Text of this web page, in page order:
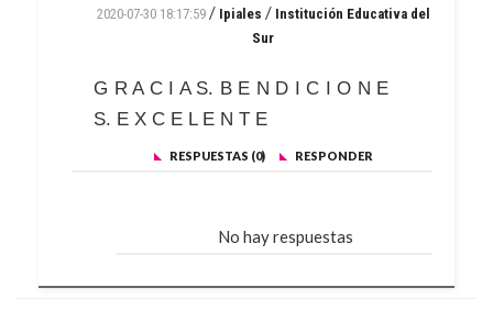
2020-07-30 18:17:59/ Ipiales / Institución Educativa del
Sur
G R A C I A S. B E N D I C I O N E
S. E X C E L E N T E
RESPUESTAS (0) RESPONDER
No hay respuestas